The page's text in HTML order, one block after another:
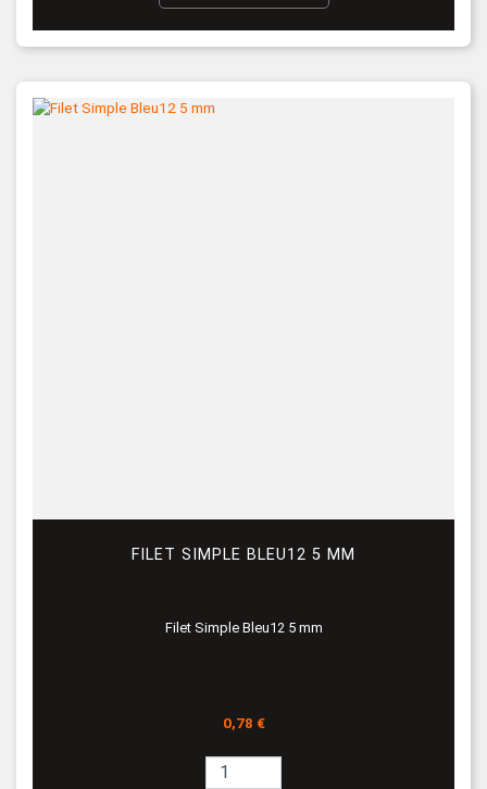
FILET SIMPLE BLEU12 5 MM
Filet Simple Bleu12 5 mm
Prix
0,78 €